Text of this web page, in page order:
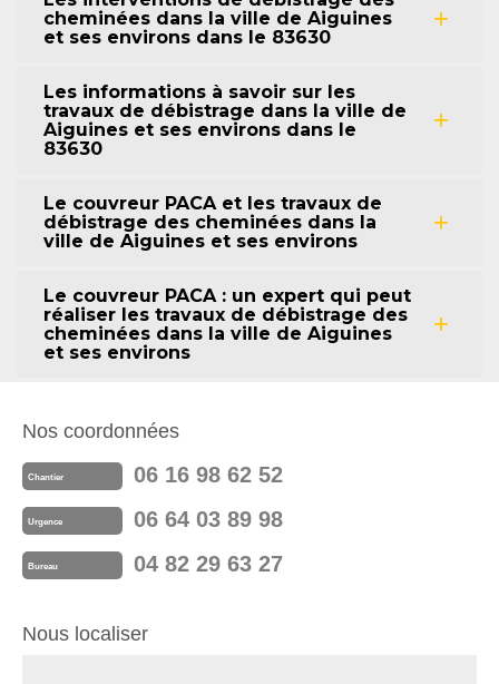
cheminées dans la ville de Aiguines
et ses environs dans le 83630
Les informations à savoir sur les
travaux de débistrage dans la ville de
Aiguines et ses environs dans le
83630
Le couvreur PACA et les travaux de
débistrage des cheminées dans la
ville de Aiguines et ses environs
Le couvreur PACA : un expert qui peut
réaliser les travaux de débistrage des
cheminées dans la ville de Aiguines
et ses environs
Nos coordonnées
Chantier 06 16 98 62 52
Urgence 06 64 03 89 98
Bureau 04 82 29 63 27
Nous localiser